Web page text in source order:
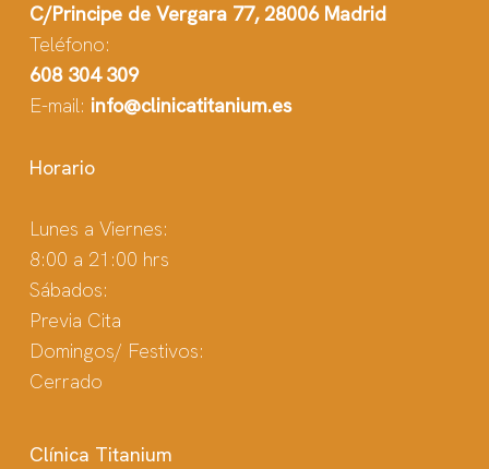
C/Principe de Vergara 77, 28006 Madrid
Teléfono:
608 304 309
E-mail: info@clinicatitanium.es
Horario
Lunes a Viernes:
8:00 a 21:00 hrs
Sábados:
Previa Cita
Domingos/ Festivos:
Cerrado
Clínica Titanium